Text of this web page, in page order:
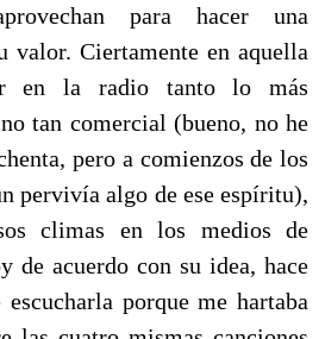
para hacer una
valor. Ciertamente en aquella
en la radio tanto lo más
tan comercial (bueno, no he
pero a comienzos de los
pervivía algo de ese espíritu),
climas en los medios de
de acuerdo con su idea, hace
porque me hartaba